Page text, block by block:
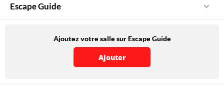
Escape Guide
Ajoutez votre salle sur Escape Guide
Ajouter